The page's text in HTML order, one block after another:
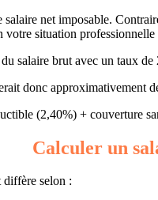
net imposable.
votre situation
salaire brut avec un taux de
donc approximativement
(2,40%) + couverture
Calculer un
diffère selon :